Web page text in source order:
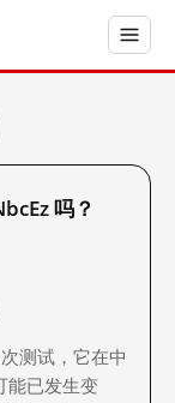
吗？
测试，它在中
能已发生变